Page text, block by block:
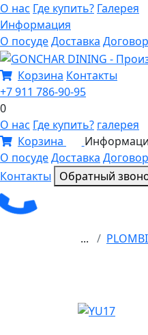
О нас Где купить? Галерея
Информация
О посудеДоставка
Корзина Контакты
+7 911 786-90-95
0
О нас Где купить? галерея
Корзина
О посудеДоставка
Контакты
Обратный
...